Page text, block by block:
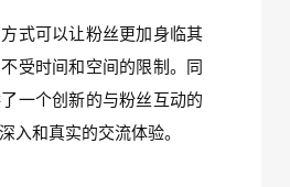
式可以让粉丝更加身临其
受时间和空间的限制。同
一个创新的与粉丝互动的
入和真实的交流体验。